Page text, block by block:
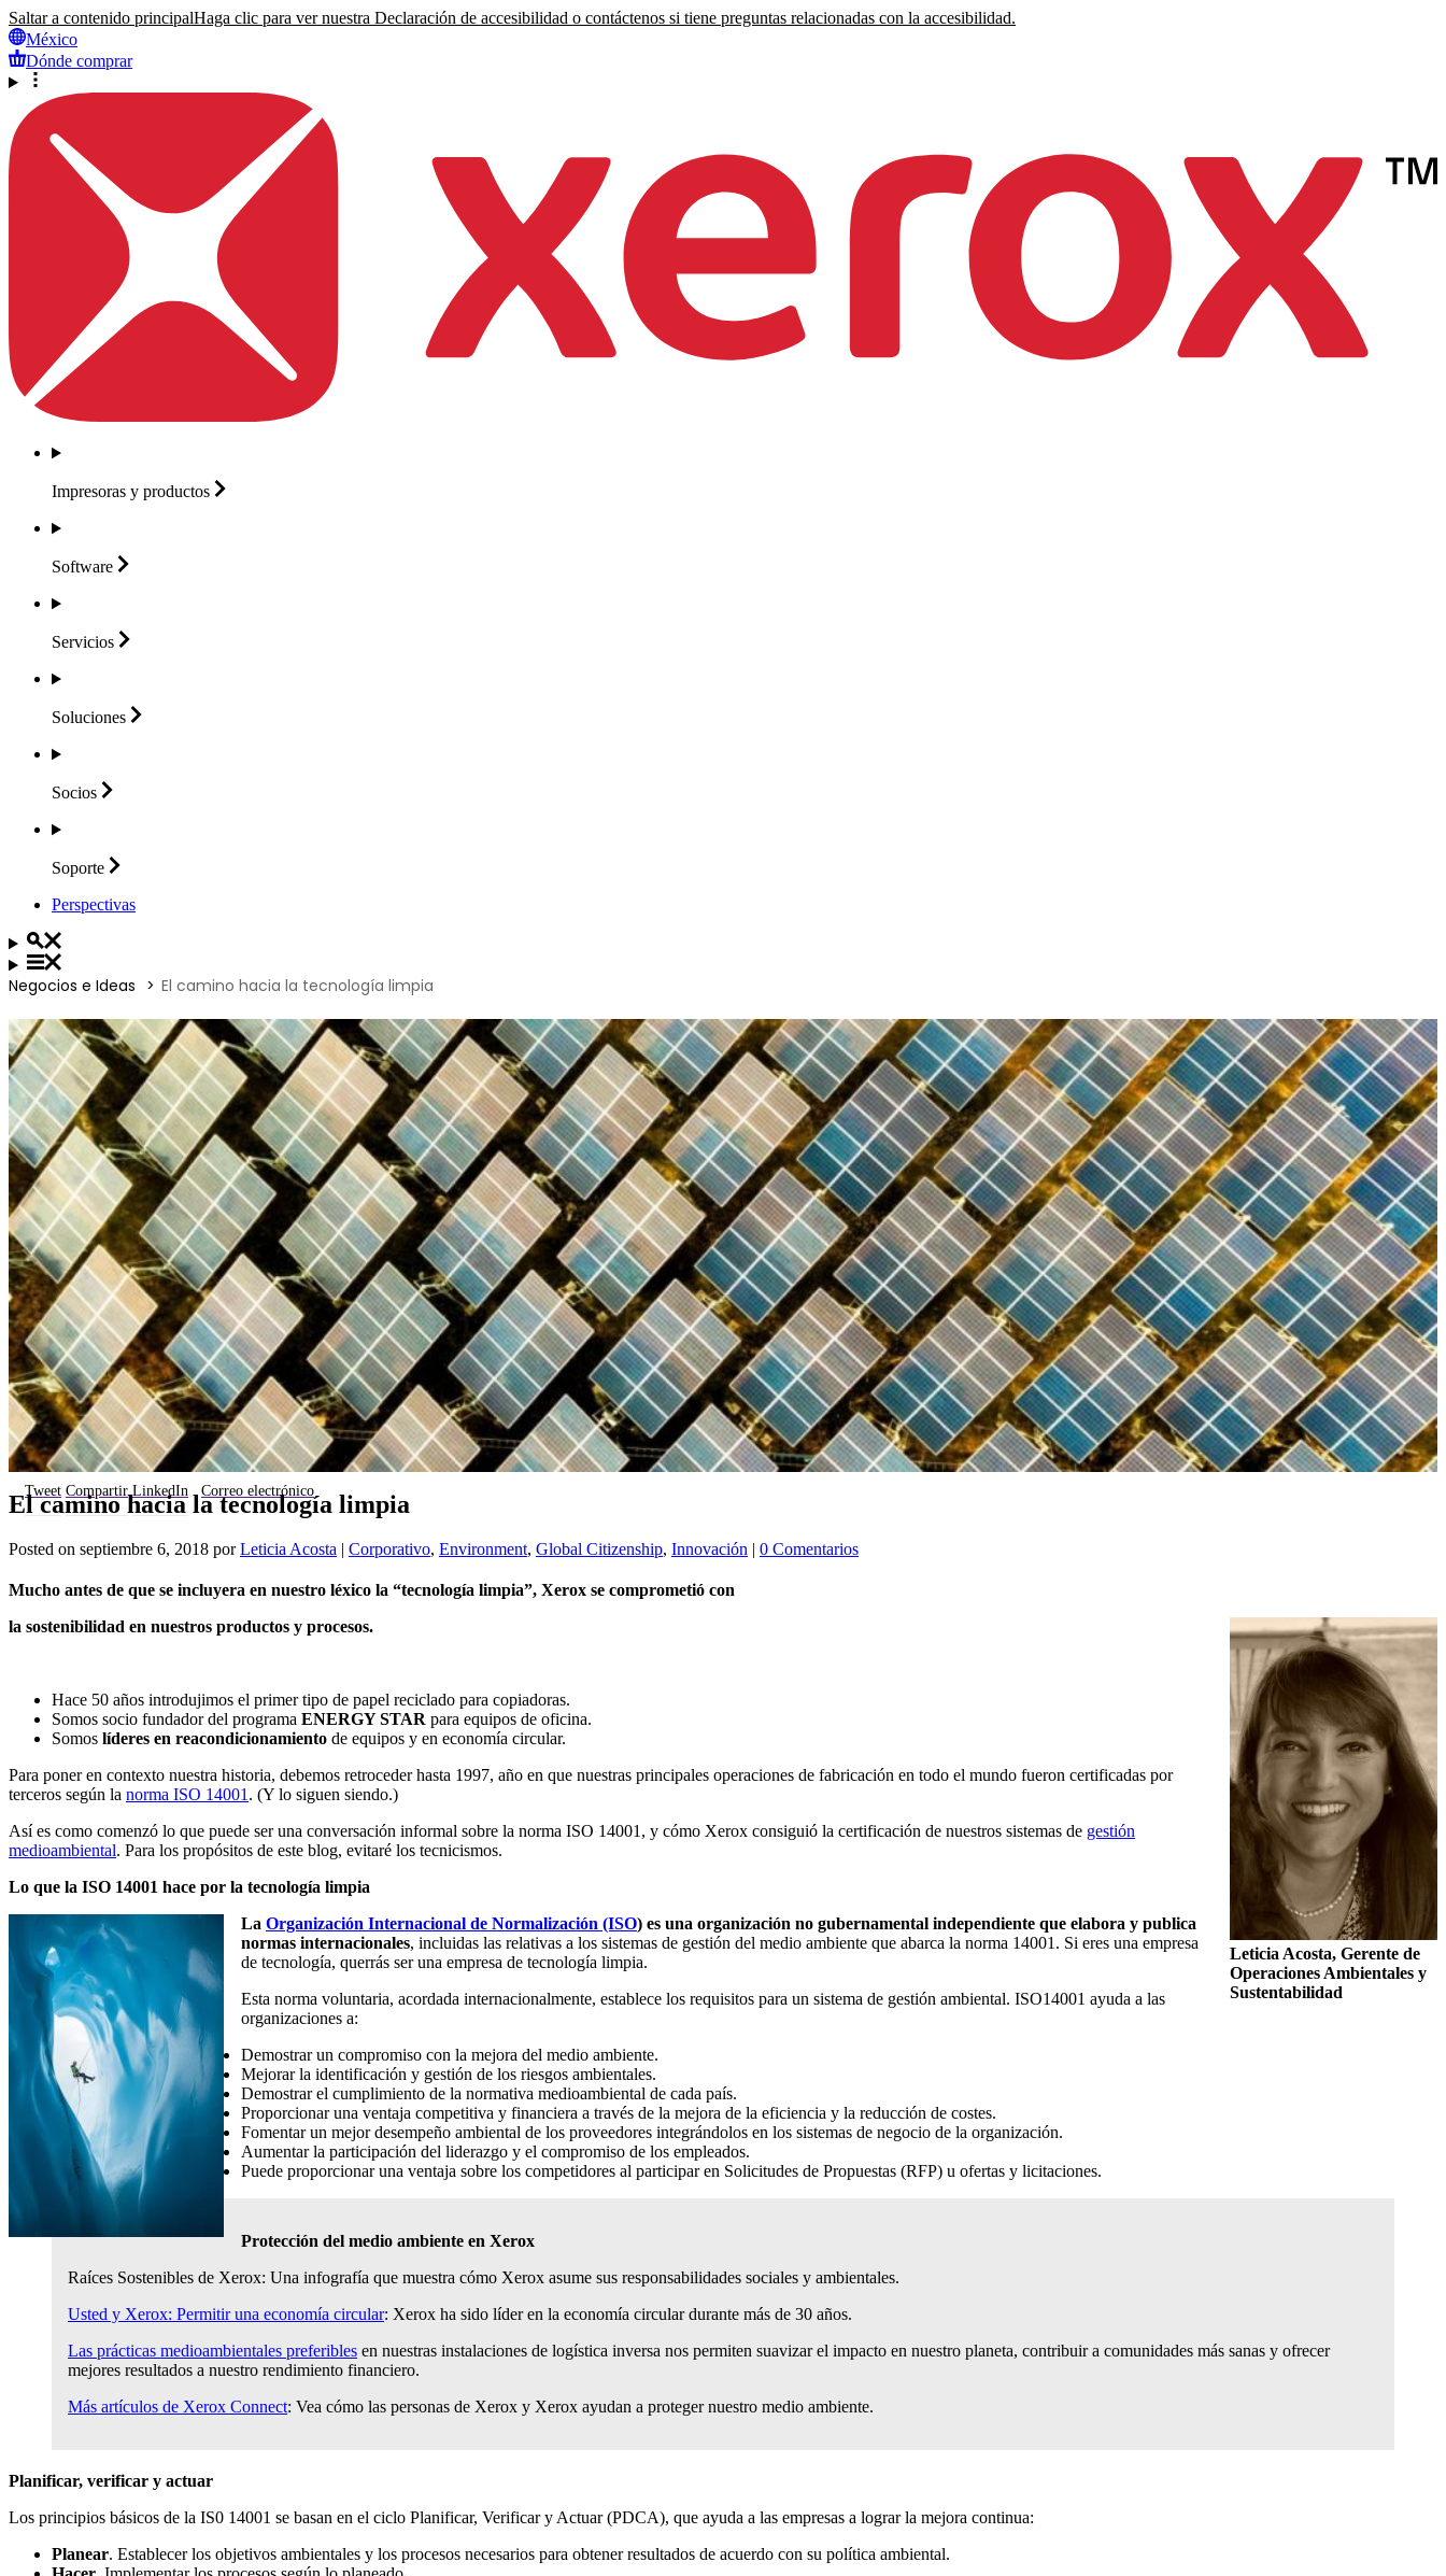
Saltar a contenido principalHaga clic para ver nuestra Declaración de accesibilidad o contáctenos si tiene preguntas relacionadas con la accesibilidad.
México
Dónde comprar
Impresoras y productos
Software
Servicios
Soluciones
Socios
Soporte
Perspectivas
Negocios e Ideas El camino hacia la tecnología limpia
Tweet Compartir LinkedIn Correo electrónico
El camino hacia la tecnología limpia
Posted on septiembre 6, 2018 porLeticia Acosta | Corporativo, Environment, Global Citizenship, Innovación | 0 Comentarios
Mucho antes de que se incluyera en nuestro léxico la “tecnología limpia”, Xerox se comprometió con
Leticia Acosta, Gerente de
Operaciones Ambientales y
Sustentabilidad
la sostenibilidad en nuestros productos y procesos.
Hace 50 años introdujimos el primer tipo de papel reciclado para copiadoras.
Somos socio fundador del programa ENERGY STAR para equipos de oficina.
Somos líderes en reacondicionamiento de equipos y en economía circular.
Para poner en contexto nuestra historia, debemos retroceder hasta 1997, año en que nuestras principales operaciones de fabricación en todo el mundo fueron certificadas por
terceros según la norma ISO 14001. (Y lo siguen siendo.)
Así es como comenzó lo que puede ser una conversación informal sobre la norma ISO 14001, y cómo Xerox consiguió la certificación de nuestros sistemas de gestión
medioambiental. Para los propósitos de este blog, evitaré los tecnicismos.
Lo que la ISO 14001 hace por la tecnología limpia
La Organización Internacional de Normalización (ISO) es una organización no gubernamental independiente que elabora y publica
normas internacionales, incluidas las relativas a los sistemas de gestión del medio ambiente que abarca la norma 14001. Si eres una empresa
de tecnología, querrás ser una empresa de tecnología limpia.
Esta norma voluntaria, acordada internacionalmente, establece los requisitos para un sistema de gestión ambiental. ISO14001 ayuda a las
organizaciones a:
Demostrar un compromiso con la mejora del medio ambiente.
Mejorar la identificación y gestión de los riesgos ambientales.
Demostrar el cumplimiento de la normativa medioambiental de cada país.
Proporcionar una ventaja competitiva y financiera a través de la mejora de la eficiencia y la reducción de costes.
Fomentar un mejor desempeño ambiental de los proveedores integrándolos en los sistemas de negocio de la organización.
Aumentar la participación del liderazgo y el compromiso de los empleados.
Puede proporcionar una ventaja sobre los competidores al participar en Solicitudes de Propuestas (RFP) u ofertas y licitaciones.
Protección del medio ambiente en Xerox
Raíces Sostenibles de Xerox: Una infografía que muestra cómo Xerox asume sus responsabilidades sociales y ambientales.
Usted y Xerox: Permitir una economía circular: Xerox ha sido líder en la economía circular durante más de 30 años.
Las prácticas medioambientales preferibles en nuestras instalaciones de logística inversa nos permiten suavizar el impacto en nuestro planeta, contribuir a comunidades más sanas y ofrecer
mejores resultados a nuestro rendimiento financiero.
Más artículos de Xerox Connect: Vea cómo las personas de Xerox y Xerox ayudan a proteger nuestro medio ambiente.
Planificar, verificar y actuar
Los principios básicos de la IS0 14001 se basan en el ciclo Planificar, Verificar y Actuar (PDCA), que ayuda a las empresas a lograr la mejora continua:
Planear. Establecer los objetivos ambientales y los procesos necesarios para obtener resultados de acuerdo con su política ambiental.